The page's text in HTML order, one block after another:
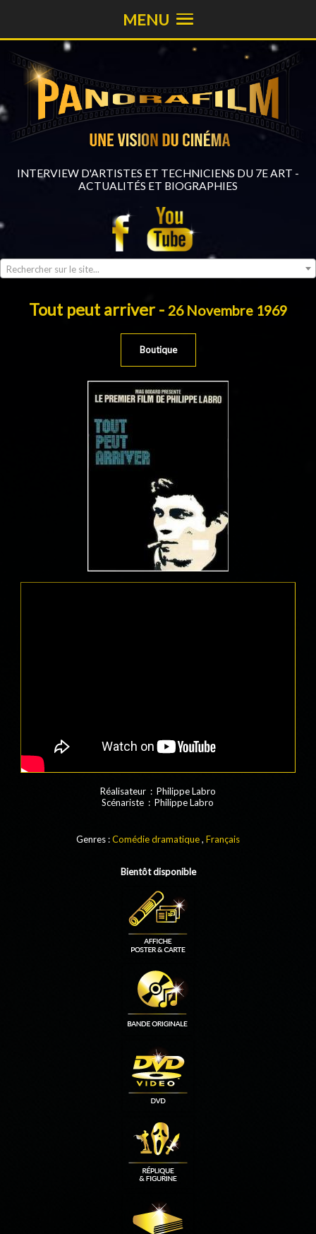
INTERVIEW D'ARTISTES ET TECHNICIENS DU 7E ART -
ACTUALITÉS ET BIOGRAPHIES
Rechercher sur le site...
MENU
Tout peut arriver - 26 Novembre 1969
Boutique
Réalisateur : Philippe Labro
Scénariste : Philippe Labro
Genres :Comédie dramatique, Français
Bientôt disponible